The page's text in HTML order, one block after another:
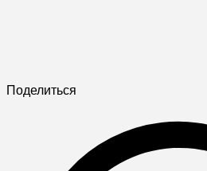
Поделиться